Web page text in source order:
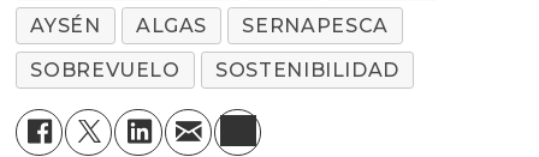
AYSÉN
ALGAS
SERNAPESCA
SOBREVUELO
SOSTENIBILIDAD